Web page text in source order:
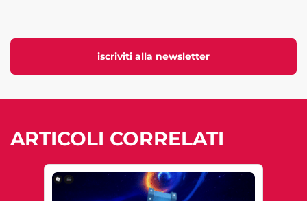
iscriviti alla newsletter
ARTICOLI CORRELATI